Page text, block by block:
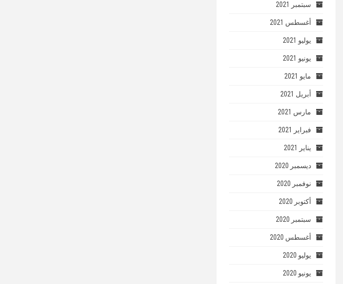
سبتمبر 2021
أغسطس 2021
يوليو 2021
يونيو 2021
مايو 2021
أبريل 2021
مارس 2021
فبراير 2021
يناير 2021
ديسمبر 2020
نوفمبر 2020
أكتوبر 2020
سبتمبر 2020
أغسطس 2020
يوليو 2020
يونيو 2020